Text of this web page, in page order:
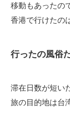
移動もあったの
香港で行けたの
行ったの風俗
滞在日数が短い
旅の目的地は台